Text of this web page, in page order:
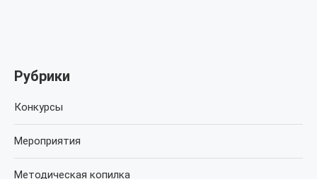
Рубрики
Конкурсы
Мероприятия
Методическая копилка